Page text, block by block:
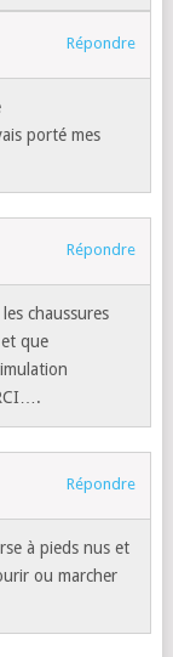
Répondre
porté mes
Répondre
chaussures
que
Répondre
à pieds nus et
ou marcher